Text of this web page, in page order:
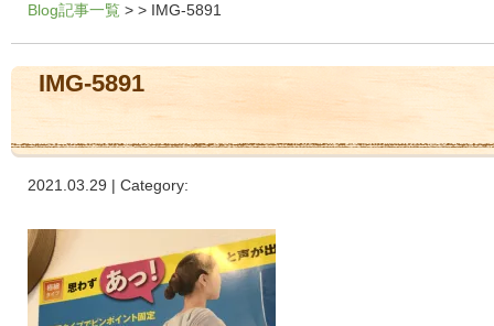
Blog記事一覧 > > IMG-5891
IMG-5891
2021.03.29 | Category: